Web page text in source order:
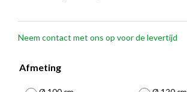
Neem contact met ons op voor de levertijd
Afmeting